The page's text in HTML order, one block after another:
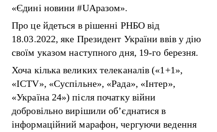
«Єдині новини #UАразом».
Про це йдеться в рішенні РНБО від
18.03.2022, яке Президент України ввів у дію
своїм указом наступного дня, 19-го березня.
Хоча кілька великих телеканалів («1+1»,
«ICTV», «Суспільне», «Рада», «Інтер»,
«Україна 24») після початку війни
добровільно вирішили об’єднатися в
інформаційний марафон, чергуючи ведення